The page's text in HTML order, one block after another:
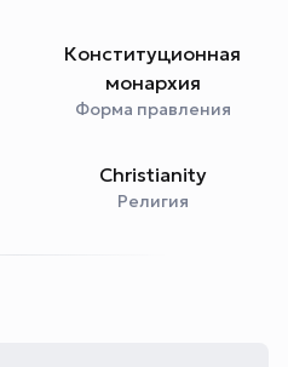
Конституционная
монархия
Форма правления
Christianity
Религия